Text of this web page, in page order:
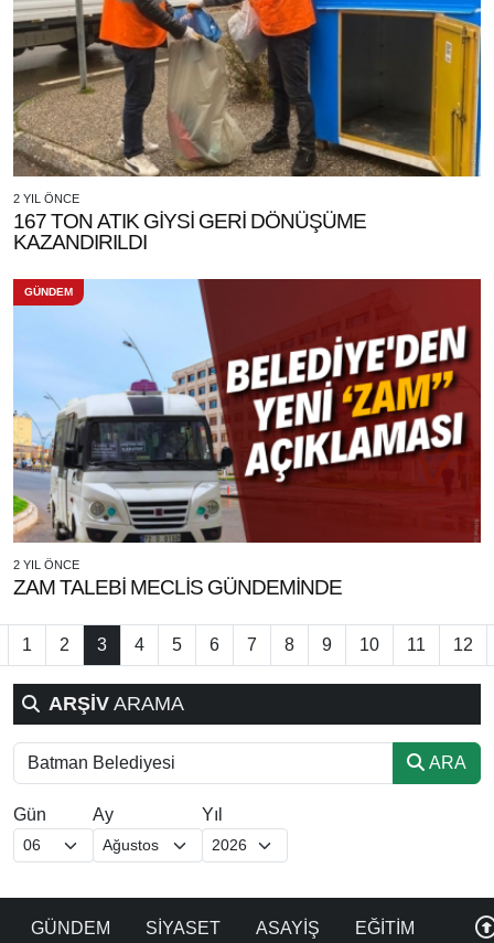
2 YIL ÖNCE
167 TON ATIK GİYSİ GERİ DÖNÜŞÜME
KAZANDIRILDI
GÜNDEM
2 YIL ÖNCE
ZAM TALEBİ MECLİS GÜNDEMİNDE
1 2 3 4 5 6 7 8 9 10 11 12
ARŞİV ARAMA
ARA
Gün Ay Yıl
GÜNDEM SİYASET ASAYİŞ
EĞİTİM